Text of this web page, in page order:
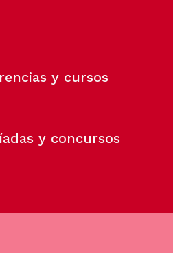
y cursos
y concursos